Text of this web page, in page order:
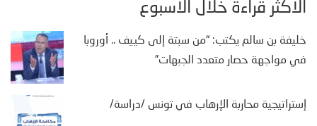
الأكثر قراءة خلال الأسبوع
خليفة بن سالم يكتب: “من سبتة إلى كييف .. أوروبا
في مواجهة حصار متعدد الجبهات”
إستراتيجية محاربة الإرهاب في تونس /دراسة/